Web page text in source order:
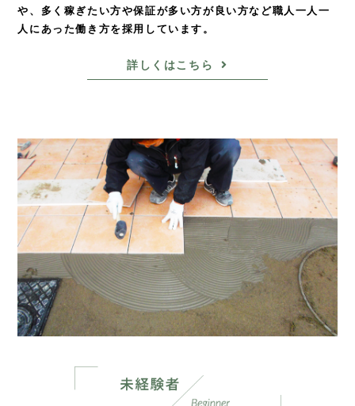
や、 多く稼ぎたい方や保証が多い方が良い方など職人一人一
人にあった働き方を採用しています。
詳しくはこちら